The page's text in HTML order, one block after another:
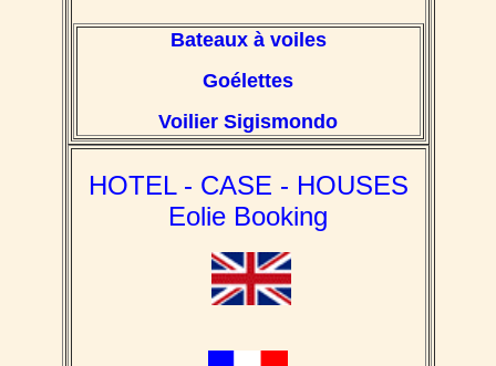
Bateaux à voiles
Goélettes
Voilier Sigismondo
HOTEL - CASE - HOUSES
Eolie Booking